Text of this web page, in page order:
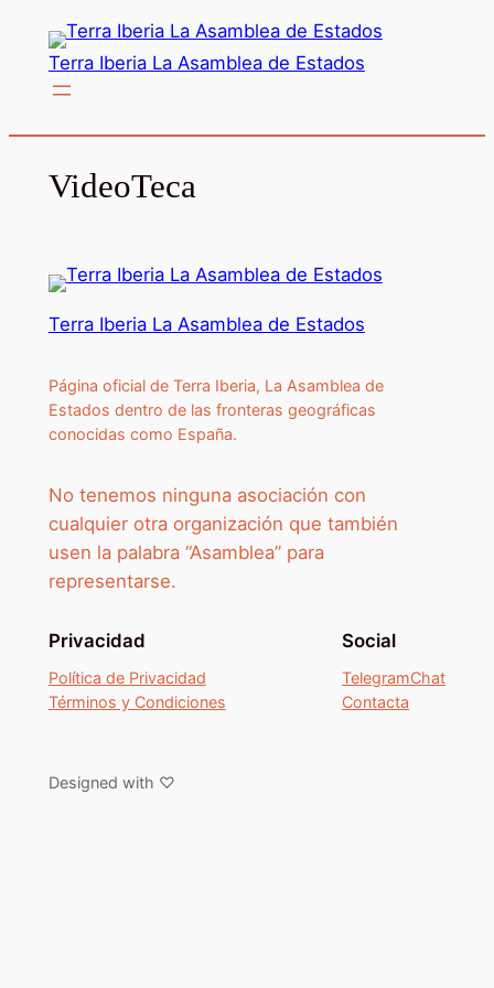
contenido
Terra Iberia La Asamblea de Estados
VideoTeca
Terra Iberia La Asamblea de Estados
Página oficial de Terra Iberia, La Asamblea de
Estados dentro de las fronteras geográficas
conocidas como España.
No tenemos ninguna asociación con
cualquier otra organización que también
usen la palabra “Asamblea” para
representarse.
Privacidad
Política de Privacidad
Términos y Condiciones
Social
TelegramChat
Contacta
Designed with ♡